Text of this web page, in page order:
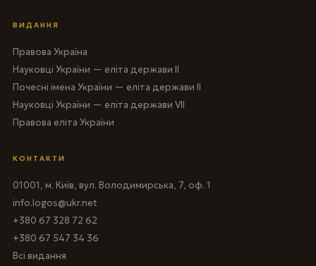
ВИДАННЯ
Правова Україна
Науковці України — еліта держави II
Почесні імена України — еліта держави II
Науковці України — еліта держави VII
Правова еліта України
КОНТАКТИ
01001, м. Київ, вул. Володимирська, 7, оф. 1
info.logos@ukr.net
+380 67 328 72 62
+380 67 547 34 36
Всі видання